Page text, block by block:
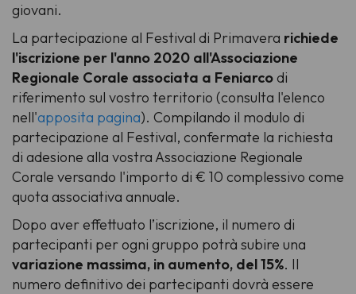
giovani.
La partecipazione al Festival di Primavera richiede
l'iscrizione per l'anno 2020 all'Associazione
Regionale Corale associata a Feniarcodi
riferimento sul vostro territorio (consulta l'elenco
nell'apposita pagina). Compilando il modulo di
partecipazione al Festival, confermate la richiesta
di adesione alla vostra Associazione Regionale
Corale versando l'importo di € 10 complessivo come
quota associativa annuale.
Dopo aver effettuato l’iscrizione, il numero di
partecipanti per ogni gruppo potrà subire una
variazione massima, in aumento, del 15%. Il
numero definitivo dei partecipanti dovrà essere